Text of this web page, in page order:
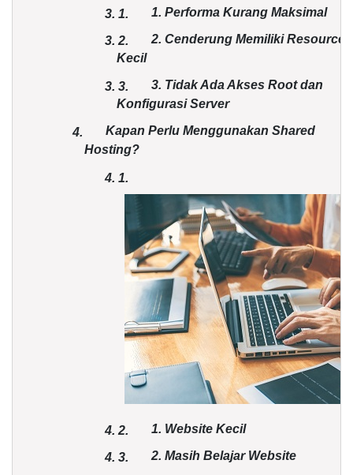
3. 1. 1. Performa Kurang Maksimal
3. 2.
2. Cenderung Memiliki Resource
Kecil
3. 3.
3. Tidak Ada Akses Root dan
Konfigurasi Server
4.
Kapan Perlu Menggunakan Shared
Hosting?
4. 1.
4. 2. 1. Website Kecil
4. 3. 2. Masih Belajar Website